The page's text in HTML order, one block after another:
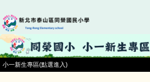
到
主
要
內
容
區
小一新生專區(點選進入)